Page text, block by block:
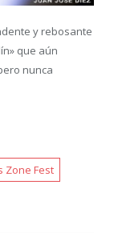
y rebosante
que aún
nunca
Zone Fest